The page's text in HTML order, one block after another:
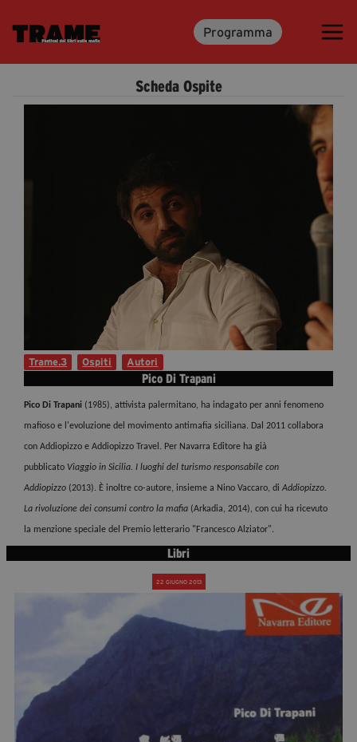
Programma
Trame.15
Media & Press
Rassegna Stampa
Partecipa
Dona
Fondazione Trame
Chi Siamo
#Trameascuola
Visioni Civiche
Mostra 3D - Visioni Civiche
Archivio Storico
Contatti
segreteria@tramefestival.it
Scheda Ospite
Pico Di Trapani
Pico Di Trapani (1985), attivista palermitano, ha indagato per anni fenomeno
mafioso e l'evoluzione del movimento antimafia siciliana. Dal 2011 collabora
con Addiopizzo e Addiopizzo Travel. Per Navarra Editore ha già
pubblicato Viaggio in Sicilia. I luoghi del turismo responsabile con
Addiopizzo (2013). È inoltre co-autore, insieme a Nino Vaccaro, di Addiopizzo.
La rivoluzione dei consumi contro la mafia (Arkadia, 2014), con cui ha ricevuto
la menzione speciale del Premio letterario "Francesco Alziator".
Trame.3 Ospiti Autori
Libri
22 GIUGNO 2013